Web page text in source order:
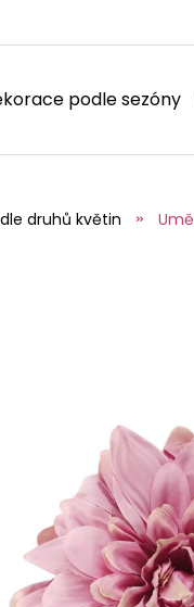
podle sezóny
druhů květin